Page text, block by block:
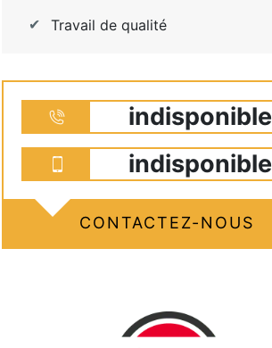
Travail de qualité
indisponible
indisponible
CONTACTEZ-NOUS